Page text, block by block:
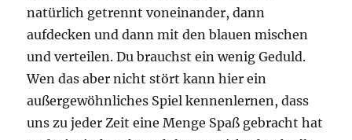
natürlich getrennt voneinander, dann
aufdecken und dann mit den blauen mischen
und verteilen. Du brauchst ein wenig Geduld.
Wen das aber nicht stört kann hier ein
außergewöhnliches Spiel kennenlernen, dass
uns zu jeder Zeit eine Menge Spaß gebracht hat